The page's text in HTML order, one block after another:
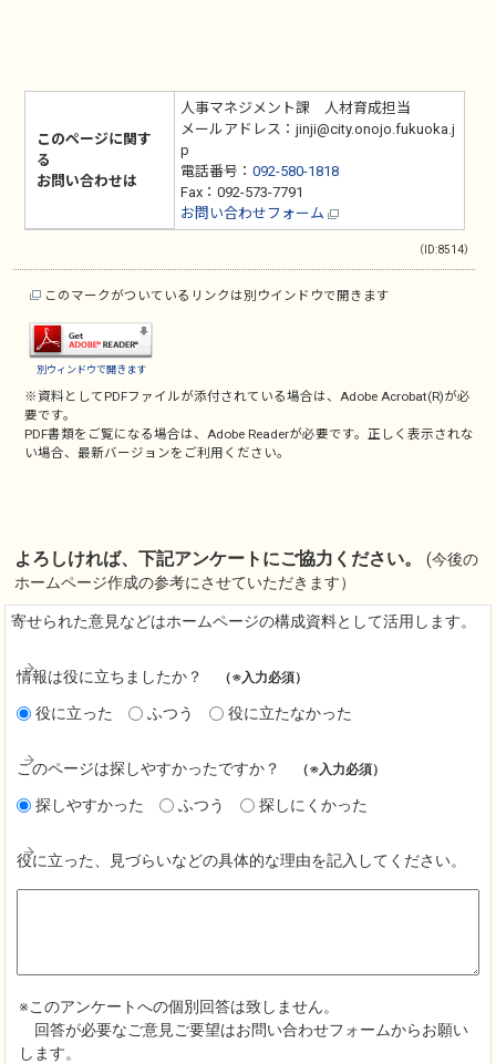
このページに関す
る
お問い合わせは
人事マネジメント課 人材育成担当
メールアドレス：jinji@city.onojo.fukuoka.j
p
電話番号： 092-580-1818
Fax：092-573-7791
お問い合わせフォーム
（ID:8514）
このマークがついているリンクは別ウインドウで開きます
別ウィンドウで開きます
※資料としてPDFファイルが添付されている場合は、Adobe Acrobat(R)が必
要です。
PDF書類をご覧になる場合は、Adobe Readerが必要です。正しく表示されな
い場合、最新バージョンをご利用ください。